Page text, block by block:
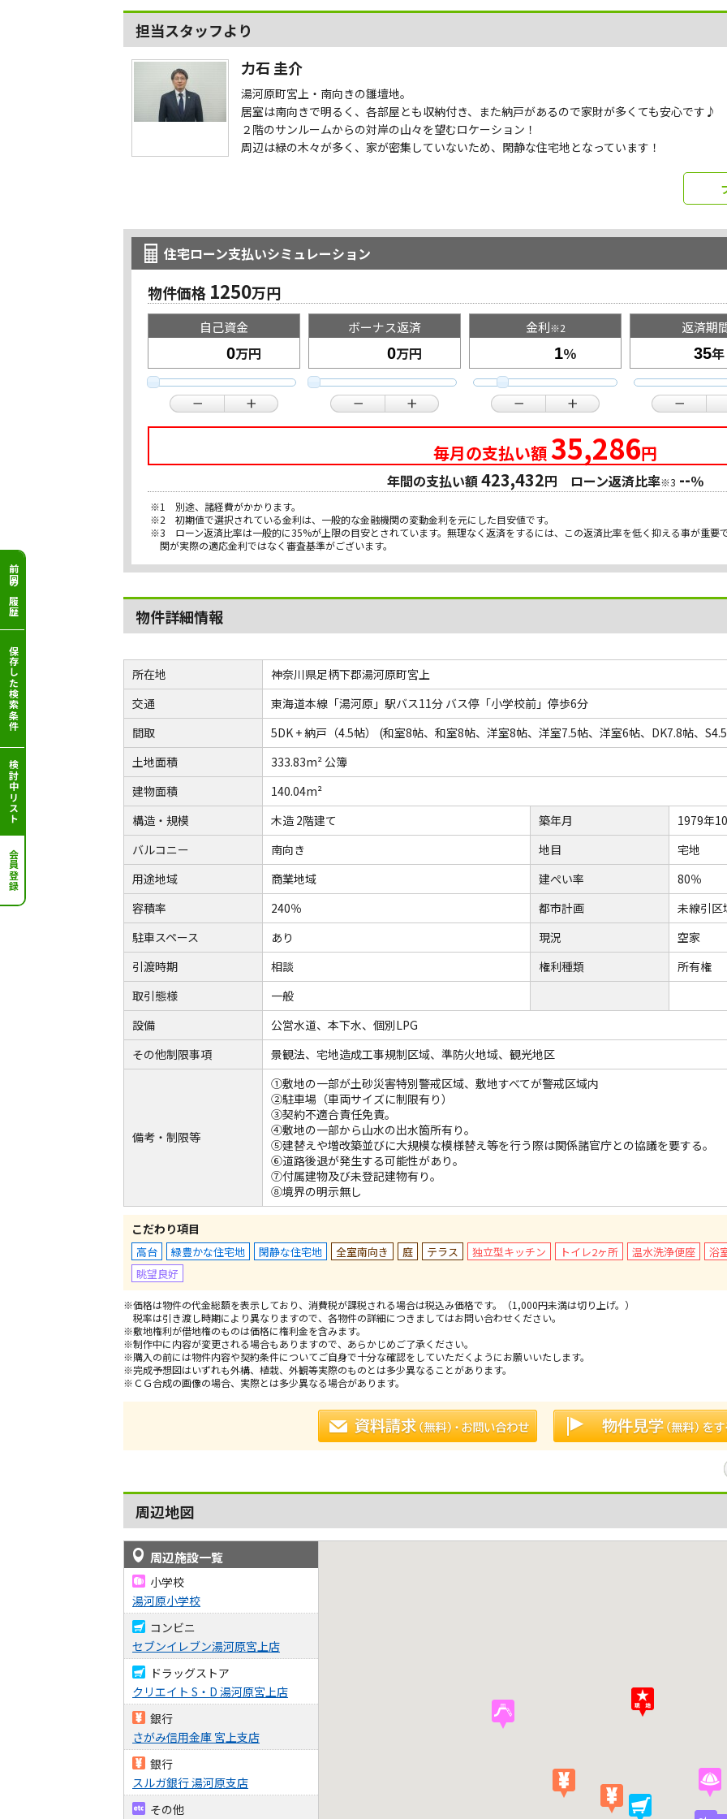
前回の履歴
保存した検索条件
検討中リスト
会員登録
担当スタッフより
力石 圭介
湯河原町宮上・南向きの雛壇地。
居室は南向きで明るく、各部屋とも収納付き、また納戸があるので家財が多くても安心です♪
２階のサンルームからの対岸の山々を望むロケーション！
周辺は緑の木々が多く、家が密集していないため、閑静な住宅地となっています！
住宅ローン支払いシミュレーション
物件価格 1250万円
自己資金
万円
ボーナス返済
万円
金利※2
％
返済期
年
毎月の支払い額35,286円
年間の支払い額423,432円 ローン返済比率※3 --％
※1 別途、諸経費がかかります。
※2 初期値で選択されている金利は、一般的な金融機関の変動金利を元にした目安値です。
※3 ローン返済比率は一般的に35%が上限の目安とされています。無理なく返済をするには、この返済比率を低く抑える事が重要
関が実際の適応金利ではなく審査基準がございます。
物件詳細情報
所在地
神奈川県足柄下郡湯河原町宮上
交通
東海道本線「湯河原」駅バス11分 バス停「小学校前」停歩6分
間取
5DK + 納戸（4.5帖） (和室8帖、和室8帖、洋室8帖、洋室7.5帖、洋室6帖、DK7.8帖、
土地面積
333.83m² 公簿
建物面積
140.04m²
構造・規模
木造 2階建て 築年月
1979年
バルコニー
南向き 地目
宅地
用途地域
商業地域 建ぺい率
80％
容積率
240％ 都市計画
未線引区
駐車スペース
あり 現況
空家
引渡時期
相談 権利種類
所有権
取引態様
一般
設備
公営水道、本下水、個別LPG
その他制限事項
景観法、宅地造成工事規制区域、準防火地域、観光地区
備考・制限等
①敷地の一部が土砂災害特別警戒区域、敷地すべてが警戒区域内
②駐車場（車両サイズに制限有り）
③契約不適合責任免責。
④敷地の一部から山水の出水箇所有り。
⑤建替えや増改築並びに大規模な模様替え等を行う際は関係諸官庁との協議を要する。
⑥道路後退が発生する可能性があり。
⑦付属建物及び未登記建物有り。
⑧境界の明示無し
こだわり項目
高台 緑豊かな住宅地 閑静な住宅地 全室南向き 庭 テラス 独立型キッチン トイレ2ヶ所 温水洗浄便座 浴
眺望良好
※価格は物件の代金総額を表示しており、消費税が課税される場合は税込み価格です。（1,000円未満は切り上げ。）
税率は引き渡し時期により異なりますので、各物件の詳細につきましてはお問い合わせください。
※敷地権利が借地権のものは価格に権利金を含みます。
※制作中に内容が変更される場合もありますので、あらかじめご了承ください。
※購入の前には物件内容や契約条件についてご自身で十分な確認をしていただくようにお願いいたします。
※完成予想図はいずれも外構、植栽、外観等実際のものとは多少異なることがあります。
※ＣＧ合成の画像の場合、実際とは多少異なる場合があります。
周辺地図
周辺施設一覧
小学校
湯河原小学校
コンビニ
セブンイレブン湯河原宮上店
ドラッグストア
クリエイト S・D 湯河原宮上店
銀行
さがみ信用金庫 宮上支店
銀行
スルガ銀行 湯河原支店
その他